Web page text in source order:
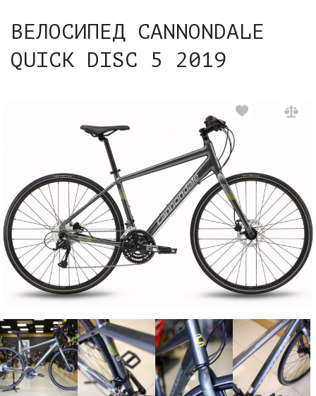
ВЕЛОСИПЕД CANNONDALE
QUICK DISC 5 2019